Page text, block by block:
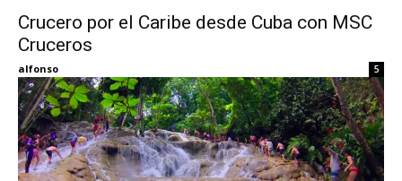
Crucero por el Caribe desde Cuba con MSC
Cruceros
alfonso 5